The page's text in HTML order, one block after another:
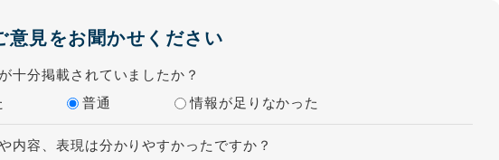
意見をお聞かせください
十分掲載されていましたか？
普通 情報が足りなかった
内容、表現は分かりやすかったですか？